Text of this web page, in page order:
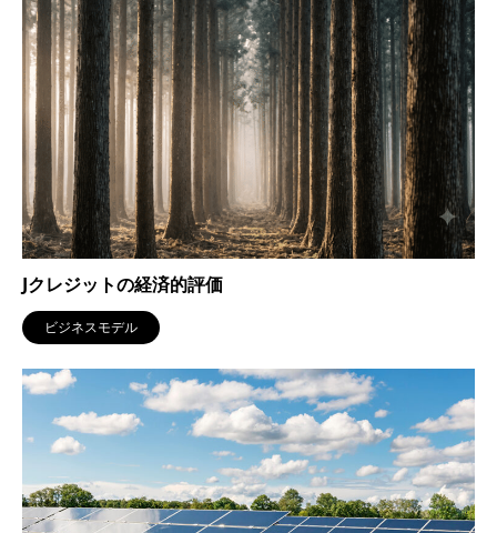
Jクレジットの経済的評価
ビジネスモデル